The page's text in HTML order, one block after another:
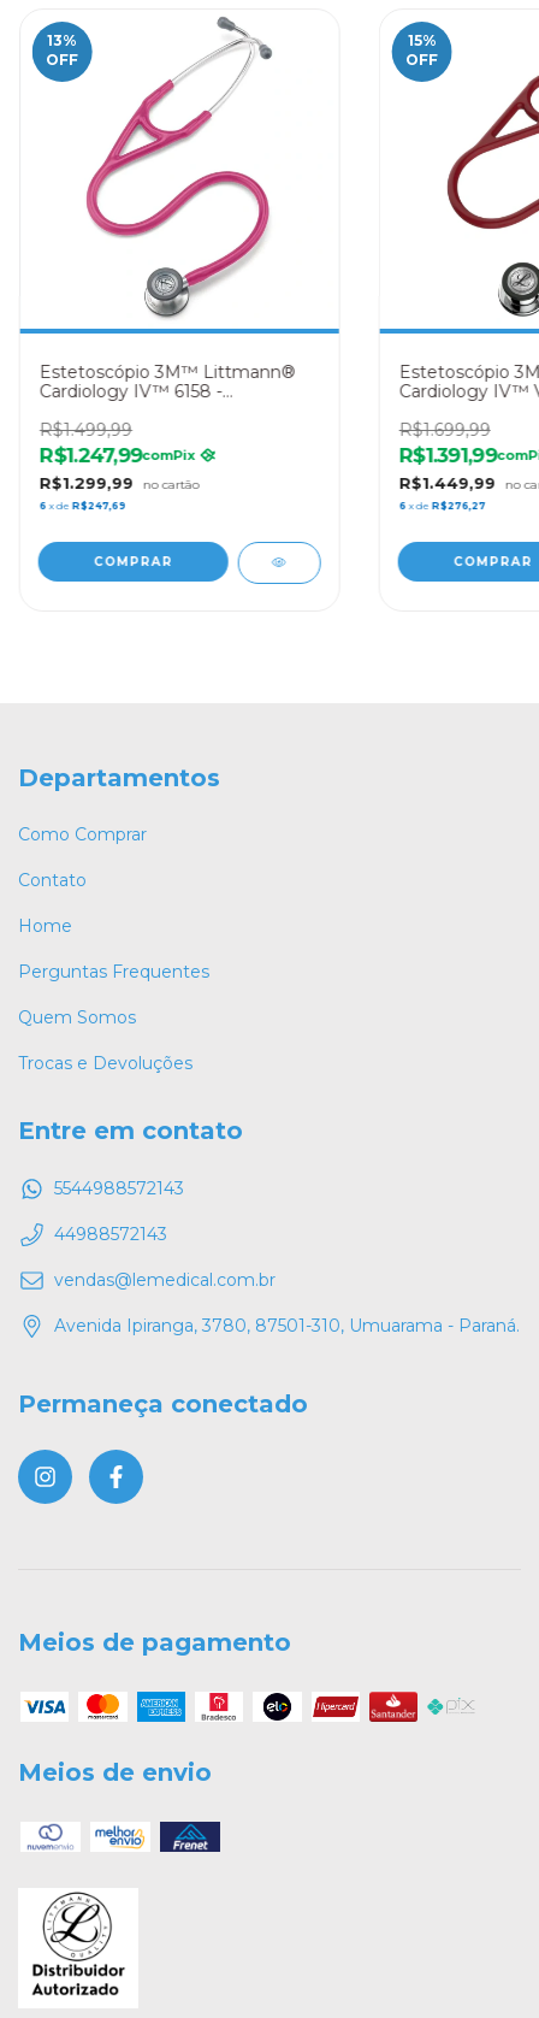
13%
OFF
Estetoscópio 3M™ Littmann®
Cardiology IV™ 6158 -
R$1.499,99
R$1.299,99
R$1.247,99comPix
6 x de R$247,69
15%
OFF
Estetoscópio
Cardiology IV™
R$1.699,99
R$1.449,99
R$1.391,99com
6 x de R$276,27
Departamentos
Como Comprar
Contato
Home
Perguntas Frequentes
Quem Somos
Trocas e Devoluções
Entre em contato
5544988572143
44988572143
vendas@lemedical.com.br
Avenida Ipiranga, 3780, 87501-310, Umuarama - Paraná.
Permaneça conectado
Meios de pagamento
Meios de envio